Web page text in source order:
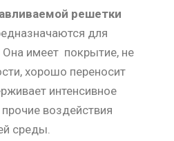
решетки
для
Она имеет покрытие, не
хорошо переносит
интенсивное
воздействия
среды.